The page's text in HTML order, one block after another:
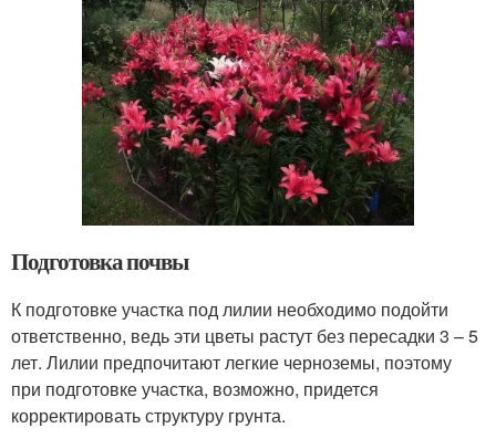
Подготовка почвы
К подготовке участка под лилии необходимо подойти
ответственно, ведь эти цветы растут без пересадки 3 – 5
лет. Лилии предпочитают легкие черноземы, поэтому
при подготовке участка, возможно, придется
корректировать структуру грунта.